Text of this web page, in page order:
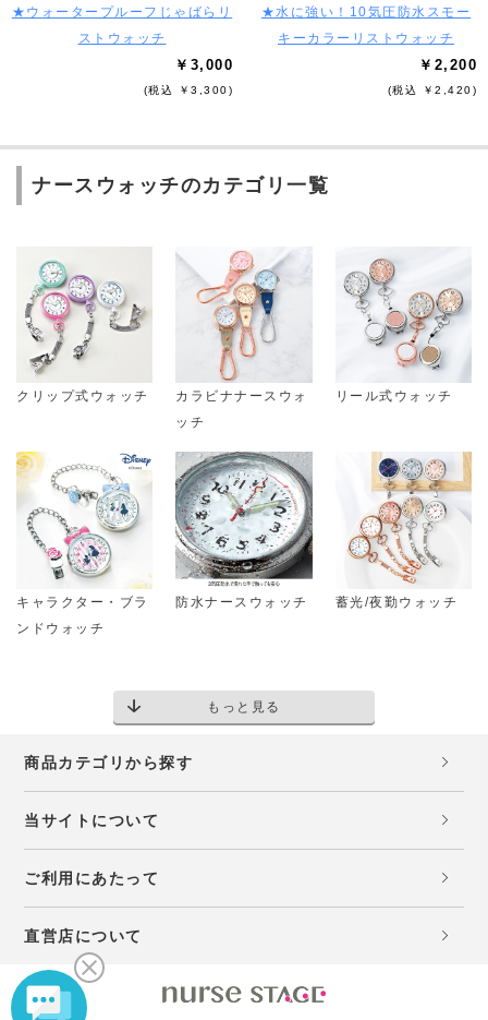
★ウォータープルーフじゃばらリ
ストウォッチ
￥3,000
(税込 ￥3,300)
★水に強い！10気圧防水スモー
キーカラーリストウォッチ
￥2,200
(税込 ￥2,420)
ナースウォッチのカテゴリ一覧
クリップ式ウォッチ
カラビナナースウォ
ッチ
リール式ウォッチ
キャラクター・ブラ
ンドウォッチ
防水ナースウォッチ 蓄光/夜勤ウォッチ
もっと見る
商品カテゴリから探す
当サイトについて
ご利用にあたって
直営店について